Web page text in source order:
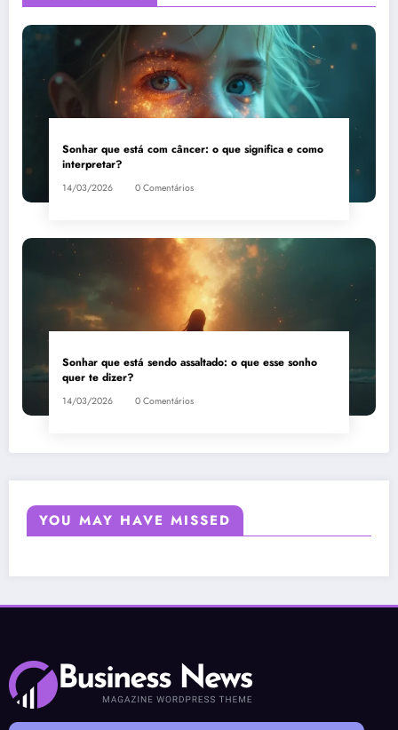
Sonhar que está com câncer: o que significa e como
interpretar?
14/03/2026 0 Comentários
Sonhar que está sendo assaltado: o que esse sonho
quer te dizer?
14/03/2026 0 Comentários
YOU MAY HAVE MISSED